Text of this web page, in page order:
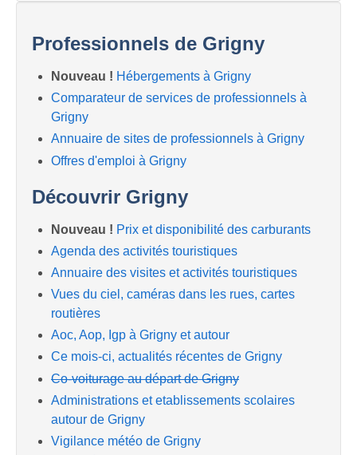
Professionnels de Grigny
Nouveau ! Hébergements à Grigny
Comparateur de services de professionnels à
Grigny
Annuaire de sites de professionnels à Grigny
Offres d'emploi à Grigny
Découvrir Grigny
Nouveau ! Prix et disponibilité des carburants
Agenda des activités touristiques
Annuaire des visites et activités touristiques
Vues du ciel, caméras dans les rues, cartes
routières
Aoc, Aop, Igp à Grigny et autour
Ce mois-ci, actualités récentes de Grigny
Co-voiturage au départ de Grigny
Administrations et etablissements scolaires
autour de Grigny
Vigilance météo de Grigny